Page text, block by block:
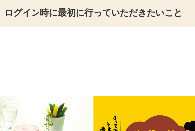
ログイン時に最初に行っていただきたいこと